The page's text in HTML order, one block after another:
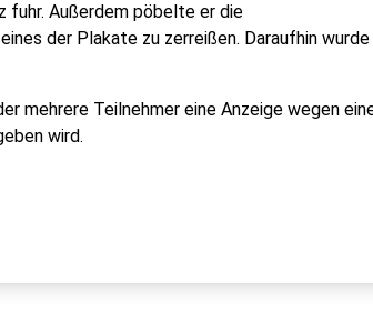
fuhr. Außerdem pöbelte er die
der Plakate zu zerreißen. Daraufhin wurde
mehrere Teilnehmer eine Anzeige wegen
wird.